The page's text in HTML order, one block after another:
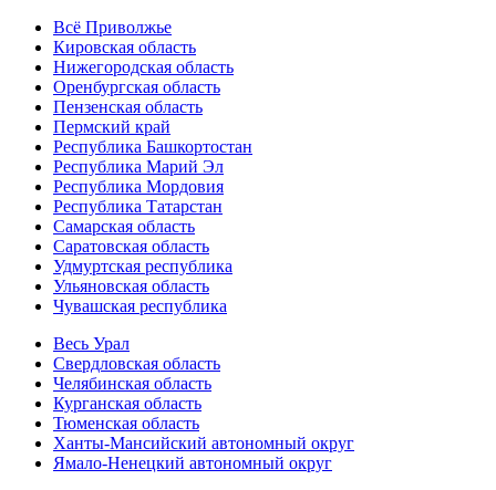
Всё Приволжье
Кировская область
Нижегородская область
Оренбургская область
Пензенская область
Пермский край
Республика Башкортостан
Республика Марий Эл
Республика Мордовия
Республика Татарстан
Самарская область
Саратовская область
Удмуртская республика
Ульяновская область
Чувашская республика
Весь Урал
Свердловская область
Челябинская область
Курганская область
Тюменская область
Ханты-Мансийский автономный округ
Ямало-Ненецкий автономный округ